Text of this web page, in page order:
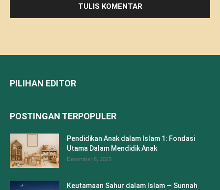
PILIHAN EDITOR
POSTINGAN TERPOPULER
Pendidikan Anak dalam Islam 1: Fondasi
Utama Dalam Mendidik Anak
December 8, 2025
Keutamaan Sahur dalam Islam — Sunnah